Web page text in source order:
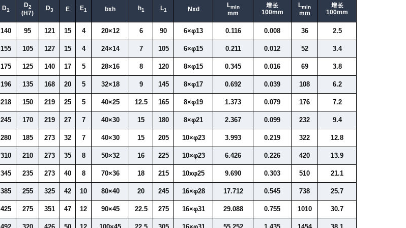
D1
D2
(H7)
D3 E E1 bxh h1 L1 Nxd
Lmin
mm
增长
100mm
Lmin
mm
增长
100mm
140 95 121 15 4 20×12 6 90 6×φ13 0.116 0.008 36 2.5
155 105 127 15 4 24×14 7 105 6×φ15 0.211 0.012 52 3.4
175 125 140 17 5 28×16 8 120 8×φ15 0.345 0.016 69 3.8
196 135 168 20 5 32×18 9 145 8×φ17 0.692 0.039 108 6.2
218 150 219 25 5 40×25 12.5 165 8×φ19 1.373 0.079 176 7.2
245 170 219 27 7 40×30 15 180 8×φ21 2.367 0.099 232 9.4
280 185 273 32 7 40×30 15 205 10×φ23 3.993 0.219 322 12.8
310 210 273 35 8 50×32 16 225 10×φ23 6.426 0.226 420 13.9
345 235 273 40 8 70×36 18 215 10xφ25 9.690 0.303 510 21.1
385 255 325 42 10 80×40 20 245 16×φ28 17.712 0.545 738 25.7
425 275 351 47 12 90×45 22.5 275 16×φ31 29.088 0.755 1010 30.7